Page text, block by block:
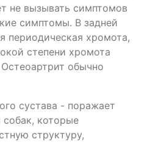
не вызывать симптомов
симптомы. В задней
периодическая хромота,
степени хромота
обычно
сустава - поражает
собак, которые
структуру,